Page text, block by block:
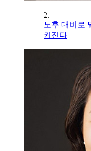
2.
노후 대비로
커진다